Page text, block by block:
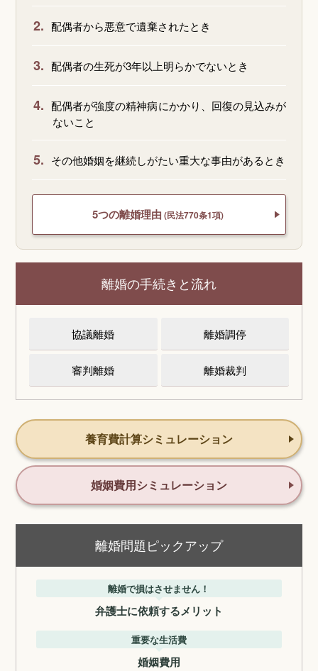
2. 配偶者から悪意で遺棄されたとき
3. 配偶者の生死が3年以上明らかでないとき
4. 配偶者が強度の精神病にかかり、回復の見込みが
ないこと
5. その他婚姻を継続しがたい重大な事由があるとき
5つの離婚理由 (民法770条1項)
離婚の手続きと流れ
協議離婚 離婚調停
審判離婚 離婚裁判
養育費計算シミュレーション
婚姻費用シミュレーション
離婚問題ピックアップ
離婚で損はさせません！
弁護士に依頼するメリット
重要な生活費
婚姻費用